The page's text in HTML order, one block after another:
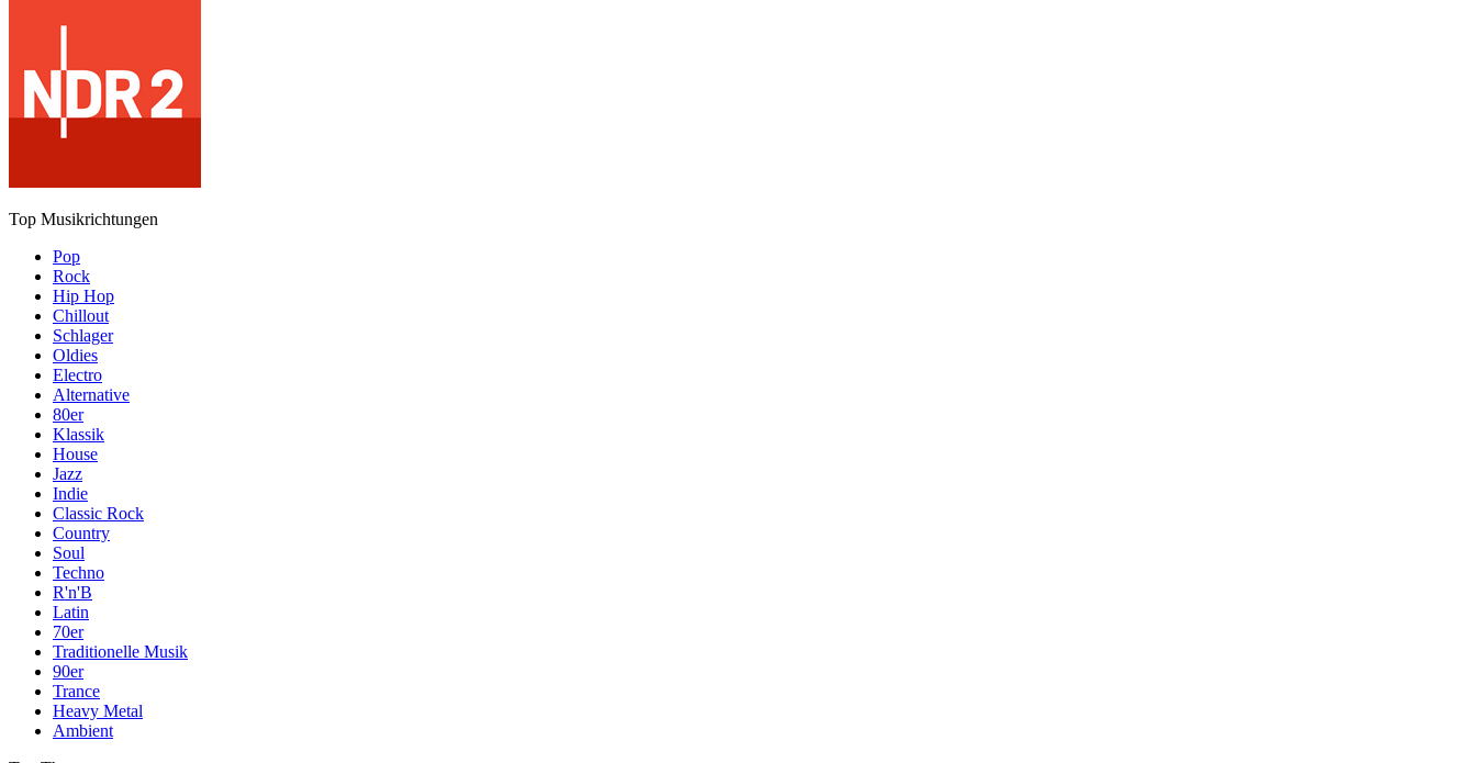
Top Musikrichtungen
Pop
Rock
Hip Hop
Chillout
Schlager
Oldies
Electro
Alternative
80er
Klassik
House
Jazz
Indie
Classic Rock
Country
Soul
Techno
R'n'B
Latin
70er
Traditionelle Musik
90er
Trance
Heavy Metal
Ambient